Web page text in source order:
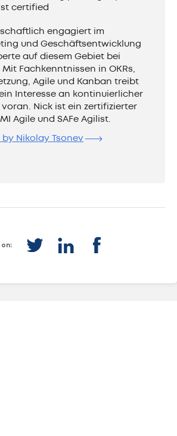
certified
engagiert im
und Geschäftsentwicklung
auf diesem Gebiet bei
Mit Fachkenntnissen in OKRs,
Agile und Kanban treibt
Interesse an kontinuierlicher
voran. Nick ist ein zertifizierter
Agile und SAFe Agilist.
Nikolay Tsonev
on: